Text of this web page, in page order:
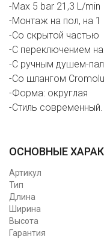
-Max 5 bar 21,3 L/min
-Монтаж на пол, на 1
-Со скрытой частью
-С переключением
-С ручным душем-
-Со шлангом
-Форма: округлая
-Стиль современный.
ОСНОВНЫЕ
Артикул
Тип
Длина
Ширина
Высота
Гарантия